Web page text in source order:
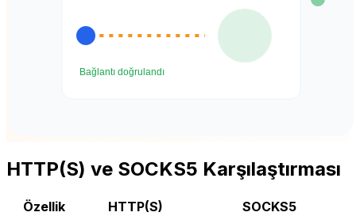
HTTP(S) ve SOCKS5 Karşılaştırması
Özellik HTTP(S)
SOCKS5